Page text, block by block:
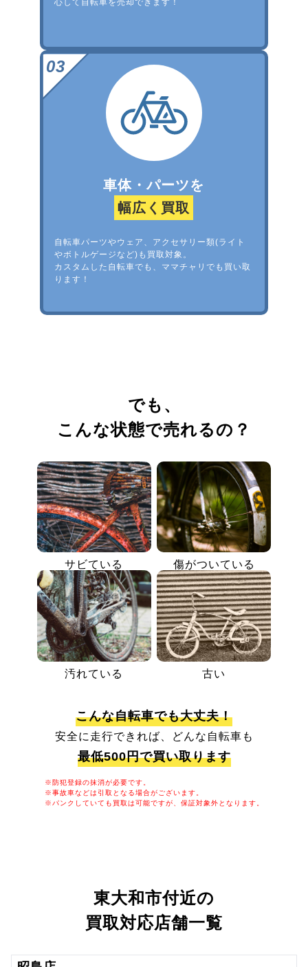
心して自転車を売却できます！
車体・パーツを
幅広く買取
自転車パーツやウェア、アクセサリー類(ライト
やボトルゲージなど)も買取対象。
カスタムした自転車でも、ママチャリでも買い取
ります！
でも、
こんな状態で売れるの？
サビている 傷がついている
汚れている 古い
こんな自転車でも大丈夫！
安全に走行できれば、どんな自転車も
最低500円で買い取ります
※防犯登録の抹消が必要です。
※事故車などは引取となる場合がございます。
※パンクしていても買取は可能ですが、保証対象外となります。
東大和市付近の
買取対応店舗一覧